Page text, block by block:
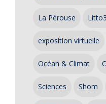
La Pérouse
exposition virtuelle
Océan & Climat
Sciences Shom